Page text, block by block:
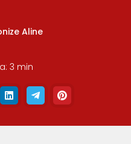
Aline
3 min